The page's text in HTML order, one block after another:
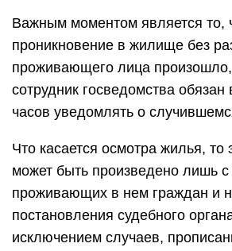
Важным моментом является то,
проникновение в жилище без
проживающего лица произошло,
сотрудник госведомства обязан
часов уведомлять о
Что касается осмотра жилья, то
может быть произведено лишь с
проживающих в нем граждан и
постановления судебного
исключением случаев,